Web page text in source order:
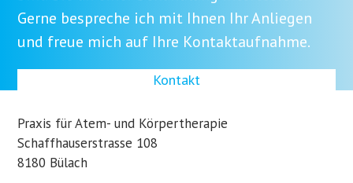
Gerne bespreche ich mit Ihnen Ihr Anliegen
und freue mich auf Ihre Kontaktaufnahme.
Kontakt
Praxis für Atem- und Körpertherapie
Schaffhauserstrasse 108
8180 Bülach